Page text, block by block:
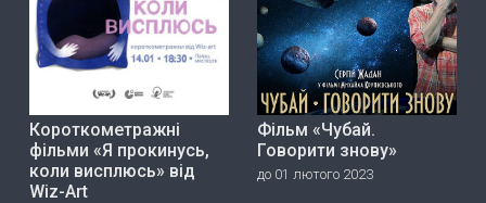
Короткометражні
фільми «Я прокинусь,
коли висплюсь» від
Wiz-Art
Фільм «Чубай.
Говорити знову»
до 01 лютого 2023